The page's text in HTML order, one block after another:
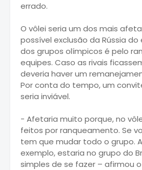
errado.
O vôlei seria um dos mais
possível exclusão da Rússia do
dos grupos olímpicos é pelo
equipes. Caso as rivais
deveria haver um
Por conta do tempo, um
seria inviável.
- Afetaria muito porque, no
feitos por ranqueamento. Se
tem que mudar todo o grupo.
exemplo, estaria no grupo do
simples de se fazer – afirmou